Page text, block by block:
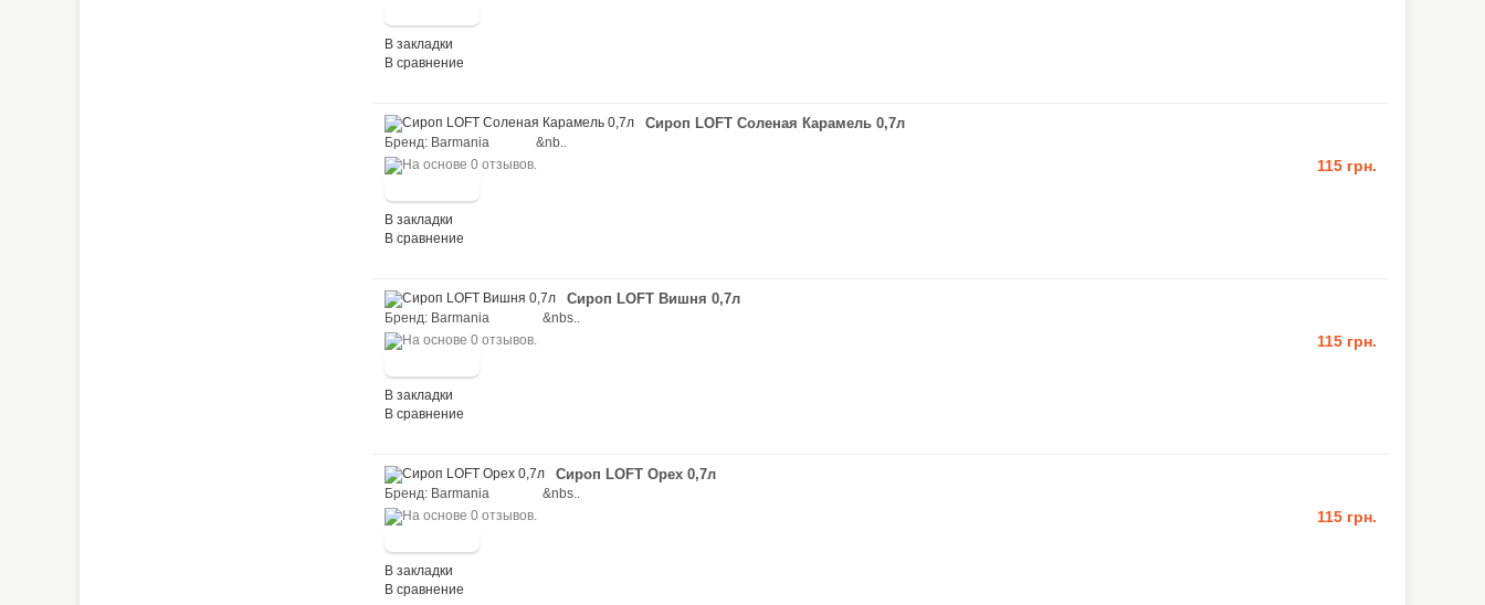
В закладки
В сравнение
Сироп LOFT Соленая Карамель 0,7л
Бренд: Barmania &nb..
115 грн.
В закладки
В сравнение
Сироп LOFT Вишня 0,7л
Бренд: Barmania &nbs..
115 грн.
В закладки
В сравнение
Сироп LOFT Орех 0,7л
Бренд: Barmania &nbs..
115 грн.
В закладки
В сравнение